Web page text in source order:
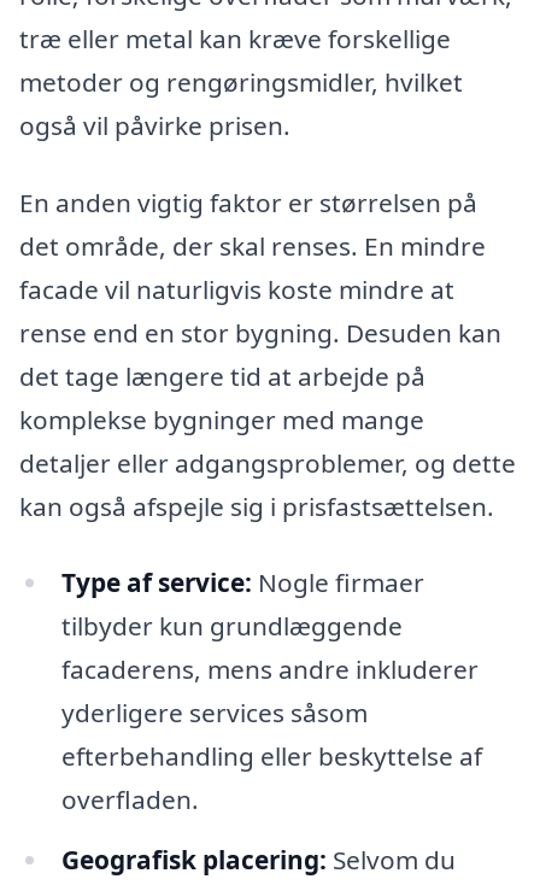
træ eller metal kan kræve forskellige
metoder og rengøringsmidler, hvilket
også vil påvirke prisen.
En anden vigtig faktor er størrelsen på
det område, der skal renses. En mindre
facade vil naturligvis koste mindre at
rense end en stor bygning. Desuden kan
det tage længere tid at arbejde på
komplekse bygninger med mange
detaljer eller adgangsproblemer, og dette
kan også afspejle sig i prisfastsættelsen.
Type af service: Nogle firmaer
tilbyder kun grundlæggende
facaderens, mens andre inkluderer
yderligere services såsom
efterbehandling eller beskyttelse af
overfladen.
Geografisk placering: Selvom du